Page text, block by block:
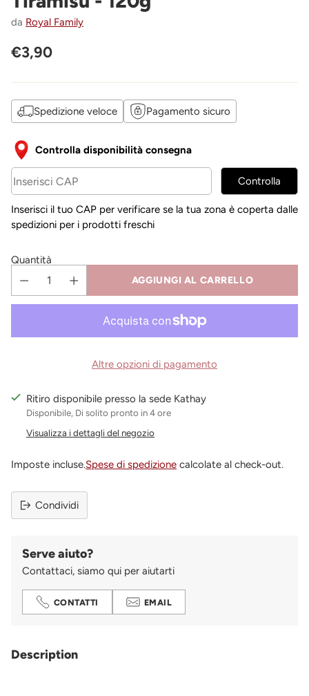
da Royal Family
Prezzo
di
listino
€3,90
Spedizione veloce Pagamento sicuro
Controlla disponibilità consegna
Controlla
Inserisci il tuo CAP per verificare se la tua zona è coperta dalle
spedizioni per i prodotti freschi
Quantità
AGGIUNGI AL CARRELLO
Altre opzioni di pagamento
Ritiro disponibile presso la sede Kathay
Disponibile, Di solito pronto in 4 ore
Visualizza i dettagli del negozio
Imposte incluse.Spese di spedizione calcolate al check-out.
Condividi
Serve aiuto?
Contattaci, siamo qui per aiutarti
CONTATTI EMAIL
un
prodotto
Description